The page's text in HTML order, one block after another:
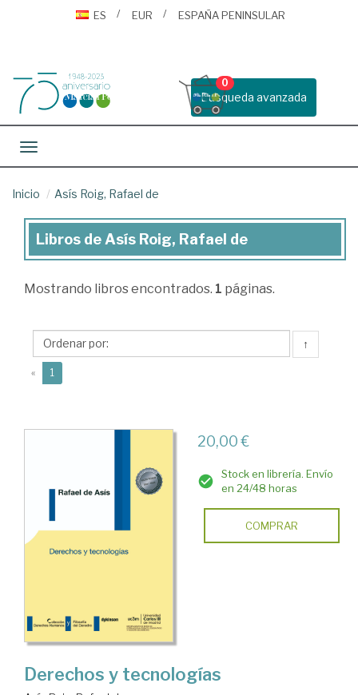
ES
EUR ESPAÑA PENINSULAR
Busqueda avanzada
0
Toggle navigation
Inicio Asís Roig, Rafael de
Libros
Asís
Rafael
de
Libros de Asís Roig, Rafael de
Mostrando libros encontrados. 1 páginas.
↑
« 1
20,00 €
Stock en librería. Envío
en 24/48 horas
COMPRAR
Derechos y tecnologías